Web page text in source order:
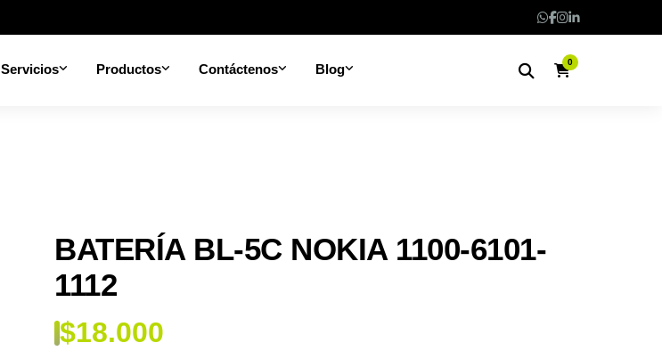
Servicios Productos Contáctenos Blog 0
BATERÍA BL-5C NOKIA 1100-6101-
1112
$18.000